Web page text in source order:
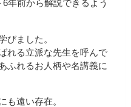
年前から解説できるよう
びました。
れる立派な先生を呼んで
ふれるお人柄や名講義に
も遠い存在。